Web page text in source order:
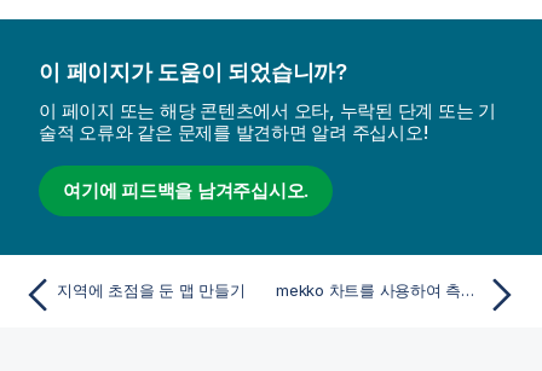
이 페이지가 도움이 되었습니까?
이 페이지 또는 해당 콘텐츠에서 오타, 누락된 단계 또는 기
술적 오류와 같은 문제를 발견하면 알려 주십시오!
여기에 피드백을 남겨주십시오.
지역에 초점을 둔 맵 만들기 mekko 차트를 사용하여 측정값과 그룹 및 그룹 범주 비교